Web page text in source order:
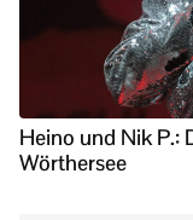
Heino und Nik P.:
Wörthersee